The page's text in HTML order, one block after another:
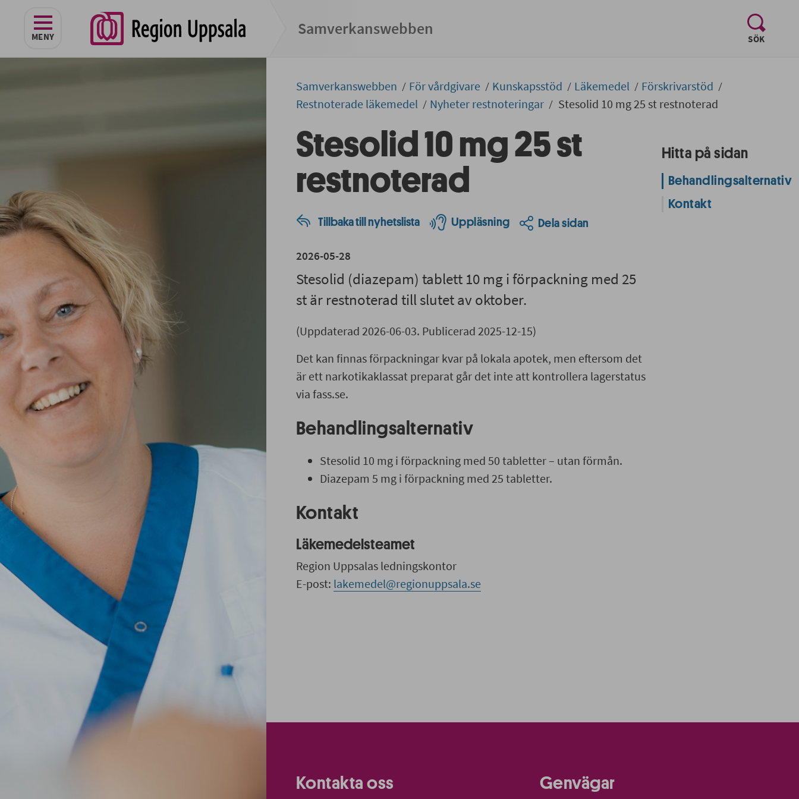
MENY
navigeringen Samverkans­­webben
SÖK
, visa
Samverkans­­­webben För vårdgivare Kunskapsstöd Läkemedel
Förskrivarstöd
Restnoterade läkemedel
Nyheter restnoteringar Stesolid 10 mg 25 st restnoterad
Stesolid 10 mg 25 st
restnoterad
Tillbaka till nyhetslista Uppläsning Dela sidan
2026-05-28
Stesolid (diazepam) tablett 10 mg i förpackning med 25
st är restnoterad till slutet av oktober.
(Uppdaterad 2026-06-03. Publicerad 2025-12-15)
Det kan finnas förpackningar kvar på lokala apotek, men eftersom det
är ett narkotikaklassat preparat går det inte att kontrollera lagerstatus
via fass.se.
Behandlingsalternativ
Stesolid 10 mg i förpackning med 50 tabletter – utan förmån.
Diazepam 5 mg i förpackning med 25 tabletter.
Kontakt
Läkemedelsteamet
Region Uppsalas ledningskontor
E-post: lakemedel@regionuppsala.se
Hitta på sidan
Behandlingsalternativ
Kontakt
Kontakta oss Genvägar